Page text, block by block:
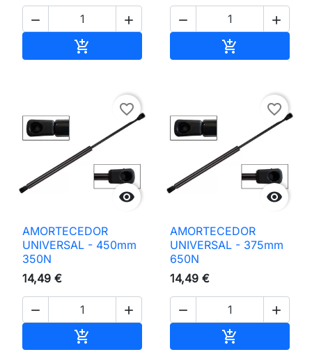
 

 


favorite_border
AMORTECEDOR
UNIVERSAL - 450mm
350N
14,49 €
 


favorite_border
AMORTECEDOR
UNIVERSAL - 375mm
650N
14,49 €
 
